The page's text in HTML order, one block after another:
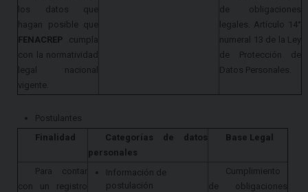
los datos que
hagan posible que
FENACREP cumpla
con la normatividad
legal nacional
vigente.
de obligaciones
legales. Artículo 14°
numeral 13 de la Ley
de Protección de
Datos Personales.
Postulantes
Finalidad
Categorías de datos
personales
Base Legal
Para contar
con un registro
Información de
postulación
Cumplimiento
de obligaciones